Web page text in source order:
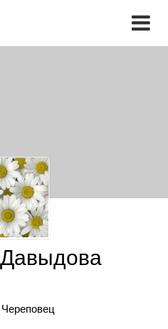
Череповец